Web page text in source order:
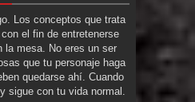
Los conceptos que trata
el fin de entretenerse
la mesa. No eres un ser
que tu personaje haga
quedarse ahí. Cuando
sigue con tu vida normal.